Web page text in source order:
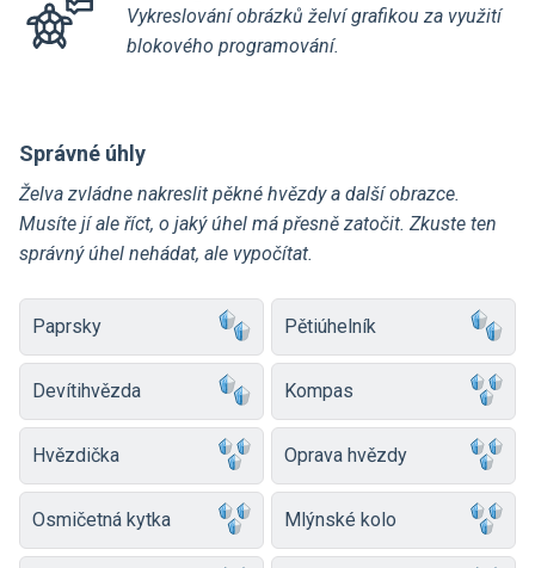
Vykreslování obrázků želví grafikou za využití
blokového programování.
Správné úhly
Želva zvládne nakreslit pěkné hvězdy a další obrazce.
Musíte jí ale říct, o jaký úhel má přesně zatočit. Zkuste ten
správný úhel nehádat, ale vypočítat.
Paprsky Pětiúhelník
Devítihvězda Kompas
Hvězdička Oprava hvězdy
Osmičetná kytka Mlýnské kolo